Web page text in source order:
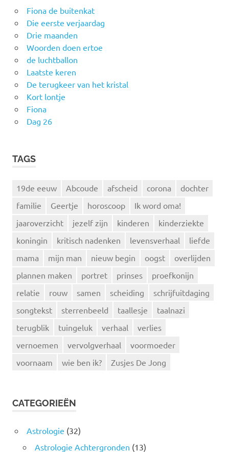
Fiona de buitenkat
Die eerste verjaardag
Drie maanden
Woorden doen ertoe
de luchtballon
Laatste keren
De terugkeer van het kristal
Kort lontje
Fiona
Dag 26
TAGS
19de eeuw Abcoude afscheid corona
dochter
familie
Geertje horoscoop
Ik word oma!
jaaroverzicht
jezelf zijn kinderen
kinderziekte
koningin
kritisch nadenken levensverhaal
liefde
mama
mijn man nieuw begin oogst
overlijden
plannen maken
portret prinses
proefkonijn
relatie
rouw samen scheiding
schrijfuitdaging
songtekst
sterrenbeeld taallesje
taalnazi
terugblik
tuingeluk verhaal
verlies
vernoemen
vervolgverhaal
voormoeder
voornaam
wie ben ik? Zusjes De Jong
CATEGORIEËN
Astrologie (32)
Astrologie Achtergronden (13)